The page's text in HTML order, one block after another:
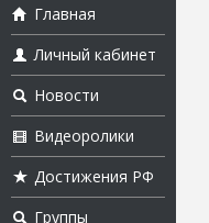
Главная
Личный кабинет
Новости
Видеоролики
Достижения РФ
Группы